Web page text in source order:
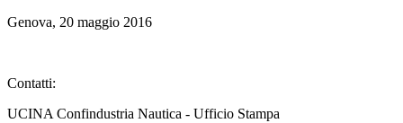
Genova, 20 maggio 2016
Contatti:
UCINA Confindustria Nautica - Ufficio Stampa